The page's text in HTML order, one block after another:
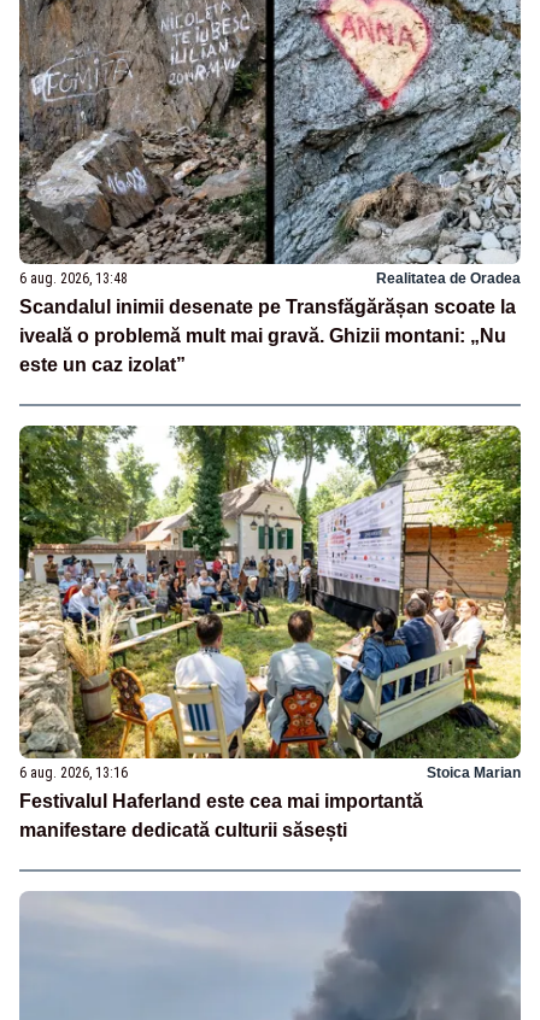
6 aug. 2026, 13:48 Realitatea de Oradea
Scandalul inimii desenate pe Transfăgărășan scoate la
iveală o problemă mult mai gravă. Ghizii montani: „Nu
este un caz izolat”
6 aug. 2026, 13:16 Stoica Marian
Festivalul Haferland este cea mai importantă
manifestare dedicată culturii săsești